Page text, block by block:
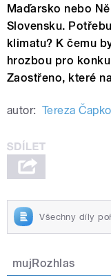
Maďarsko nebo
Slovensku.
klimatu? K čemu
hrozbou pro
Zaostřeno, které
autor: Tereza
Všechny díly
mujRozhlas